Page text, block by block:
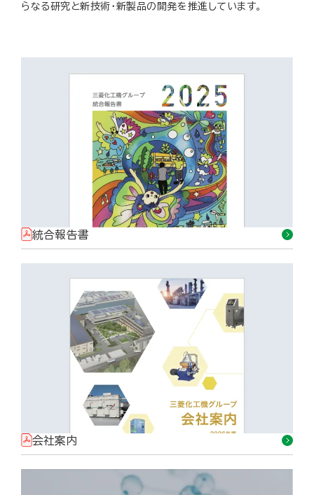
らなる研究と新技術・新製品の開発を推進しています。
統合報告書
会社案内